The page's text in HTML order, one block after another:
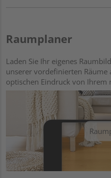
Raumplaner
Laden Sie Ihr eigenes
unserer vordefinierten Räume
optischen Eindruck von Ihrem